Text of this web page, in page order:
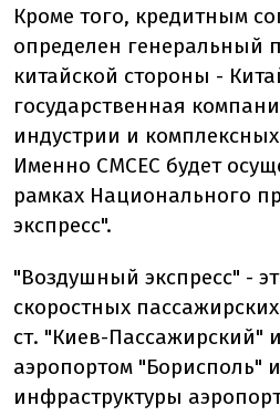
Кроме того, кредитным
определен генеральный
китайской стороны -
государственная
индустрии и
Именно СМСЕС будет
рамках Национального
экспресс".
"Воздушный экспресс" -
скоростных
ст. "Киев-Пассажирский"
аэропортом "Борисполь"
инфраструктуры